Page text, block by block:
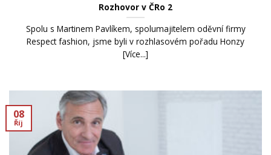
Rozhovor v ČRo 2
Spolu s Martinem Pavlíkem, spolumajitelem oděvní firmy
Respect fashion, jsme byli v rozhlasovém pořadu Honzy
[Více...]
08
Říj